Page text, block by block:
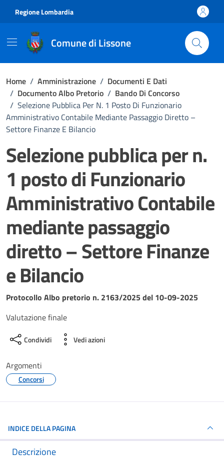
Regione Lombardia
Comune di Lissone
Home / Amministrazione / Documenti E Dati
/ Documento Albo Pretorio / Bando Di Concorso
/ Selezione Pubblica Per N. 1 Posto Di Funzionario
Amministrativo Contabile Mediante Passaggio Diretto –
Settore Finanze E Bilancio
Selezione pubblica per n.
1 posto di Funzionario
Amministrativo Contabile
mediante passaggio
diretto – Settore Finanze
e Bilancio
Dettagli del documento
Protocollo Albo pretorio n. 2163/2025 del 10-09-2025
Valutazione finale
Condividi Vedi azioni
Argomenti
Concorsi
INDICE DELLA PAGINA
Descrizione